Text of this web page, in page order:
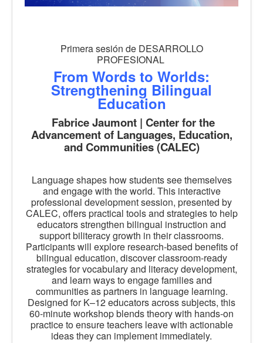
Primera sesión de DESARROLLO
PROFESIONAL
From Words to Worlds:
Strengthening Bilingual
Education
Fabrice Jaumont | Center for the
Advancement of Languages, Education,
and Communities (CALEC)
Language shapes how students see themselves
and engage with the world. This interactive
professional development session, presented by
CALEC, offers practical tools and strategies to help
educators strengthen bilingual instruction and
support biliteracy growth in their classrooms.
Participants will explore research-based benefits of
bilingual education, discover classroom-ready
strategies for vocabulary and literacy development,
and learn ways to engage families and
communities as partners in language learning.
Designed for K–12 educators across subjects, this
60-minute workshop blends theory with hands-on
practice to ensure teachers leave with actionable
ideas they can implement immediately.